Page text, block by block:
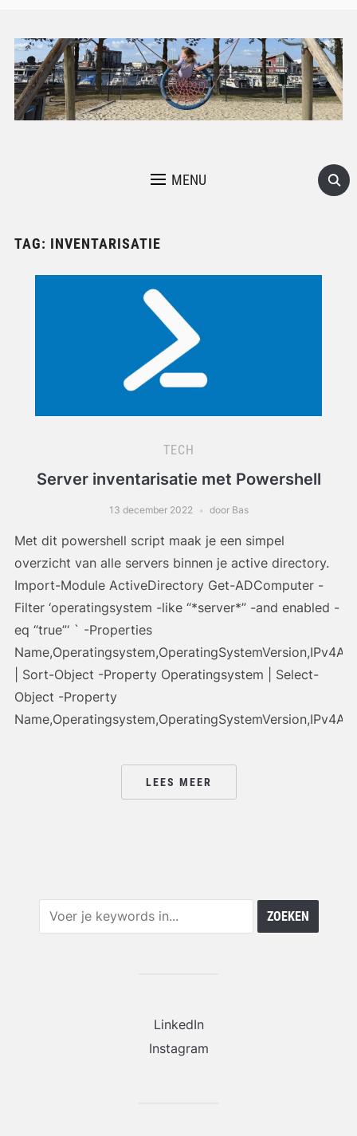
MENU
TAG: INVENTARISATIE
TECH
Server inventarisatie met Powershell
13 december 2022 door Bas
Met dit powershell script maak je een simpel
overzicht van alle servers binnen je active directory.
Import-Module ActiveDirectory Get-ADComputer -
Filter ‘operatingsystem -like “*server*” -and enabled -
eq “true”‘ ` -Properties
| Sort-Object -Property Operatingsystem | Select-
Object -Property
LEES MEER
LinkedIn
Instagram